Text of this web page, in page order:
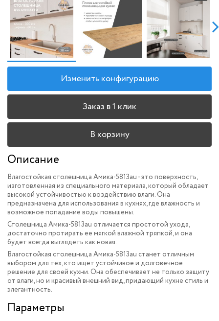
Изменить конфигурацию
Заказ в 1 клик
В корзину
Описание
Влагостойкая столешница Амика-5813au - это поверхность,
изготовленная из специального материала, который обладает
высокой устойчивостью к воздействию влаги. Она
предназначена для использования в кухнях, где влажность и
возможное попадание воды повышены.
Столешница Амика-5813au отличается простотой ухода,
достаточно протирать ее мягкой влажной тряпкой, и она
будет всегда выглядеть как новая.
Влагостойкая столешница Амика-5813au станет отличным
выбором для тех, кто ищет устойчивое и долговечное
решение для своей кухни. Она обеспечивает не только защиту
от влаги, но и красивый внешний вид, придающий кухне стиль и
элегантность.
Параметры